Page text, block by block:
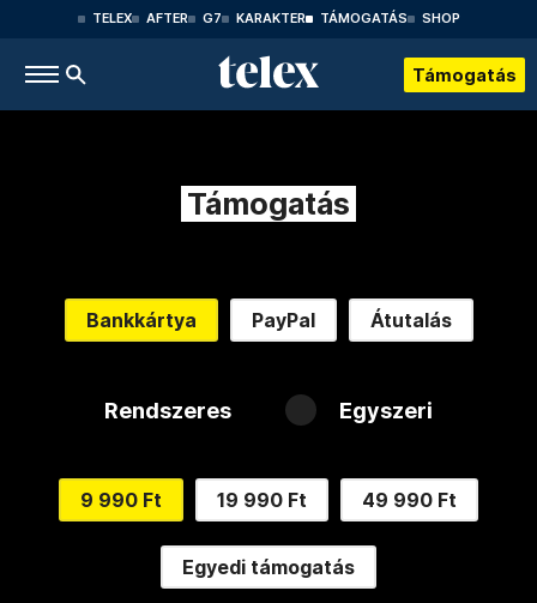
TELEX AFTER G7 KARAKTER TÁMOGATÁS SHOP
Támogatás
Támogatás
Bankkártya PayPal Átutalás
Rendszeres Egyszeri
9 990 Ft 19 990 Ft 49 990 Ft
Egyedi támogatás